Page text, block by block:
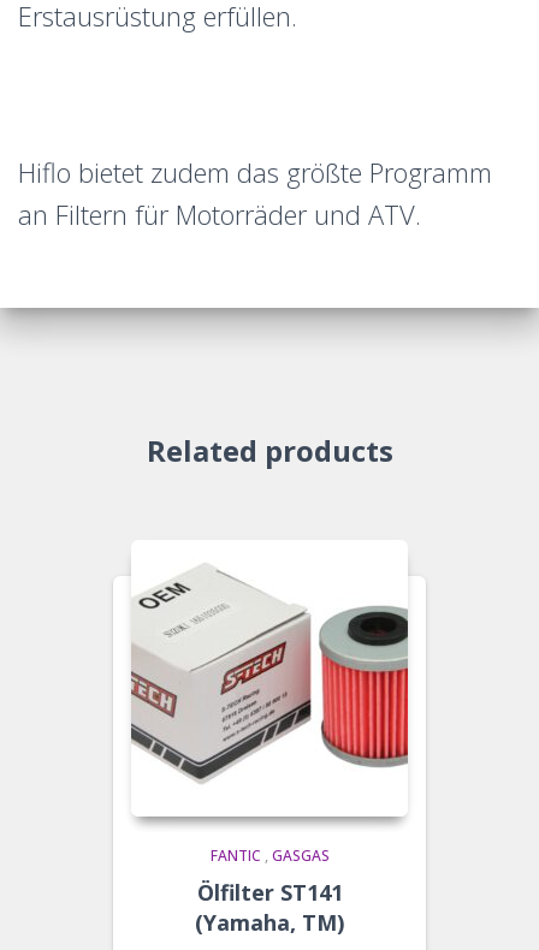
Erstausrüstung erfüllen.
Hiflo bietet zudem das größte Programm
an Filtern für Motorräder und ATV.
Related products
FANTIC , GASGAS
Ölfilter ST141
(Yamaha, TM)